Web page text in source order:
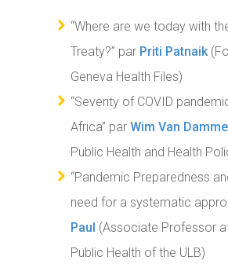
“Where are we today with
Treaty?” par Priti Patnaik
Geneva Health Files)
“Severity of COVID
Africa” par Wim Van Damme
Public Health and Health
“Pandemic Preparedness
need for a systematic
Paul (Associate Professor
Public Health of the ULB)